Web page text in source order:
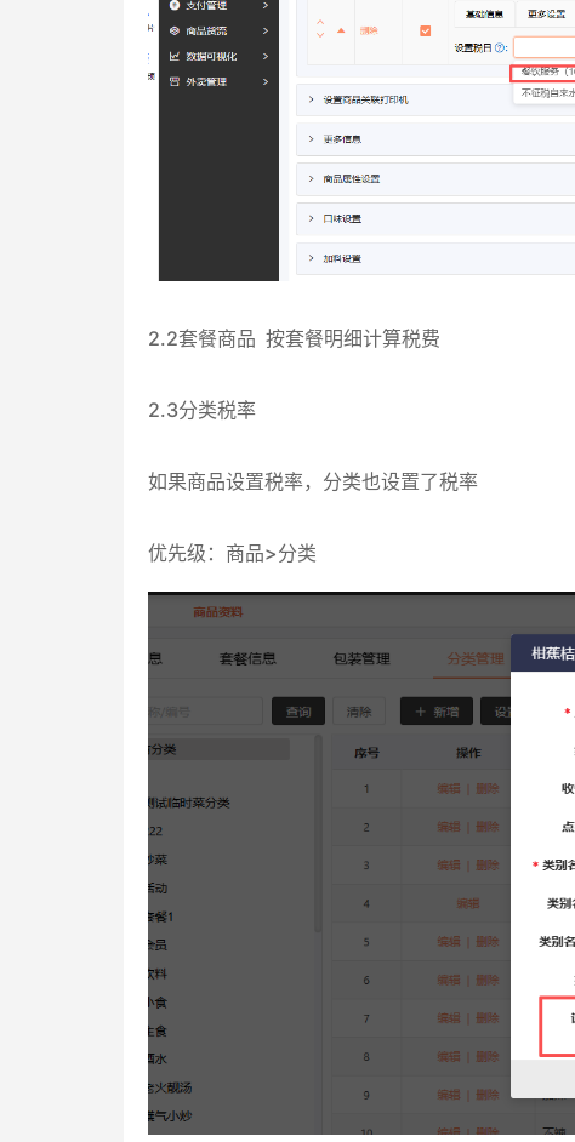
2.2套餐商品 按套餐明细计算税费
2.3分类税率
如果商品设置税率，分类也设置了税率
优先级：商品>分类